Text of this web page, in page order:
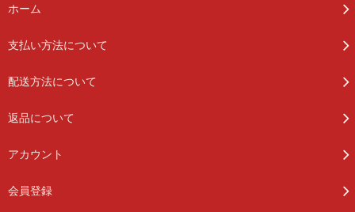
ホーム
支払い方法について
配送方法について
返品について
アカウント
会員登録